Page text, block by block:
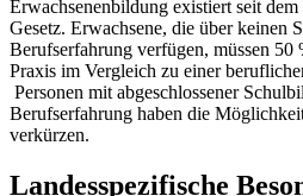
Erwachsenenbildung existiert seit
Gesetz. Erwachsene, die über keinen
Berufserfahrung verfügen, müssen
Praxis im Vergleich zu einer
Personen mit abgeschlossener
Berufserfahrung haben die
verkürzen.
Landesspezifische